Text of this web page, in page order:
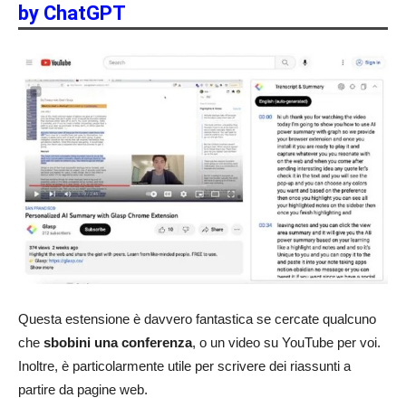
by ChatGPT
Questa estensione è davvero fantastica se cercate qualcuno
che sbobini una conferenza, o un video su YouTube per voi.
Inoltre, è particolarmente utile per scrivere dei riassunti a
partire da pagine web.